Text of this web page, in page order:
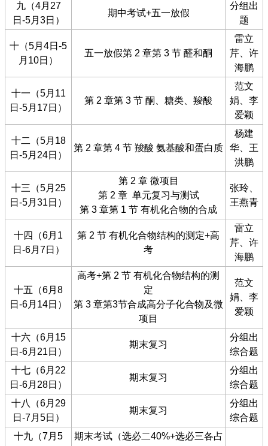
九（4月27
日-5月3日）
期中考试+五一放假
分组出
题
十（5月4日-5
月10日）
五一放假第 2 章第 3 节 醛和酮
雷立
芹、许
海鹏
十一（5月11
日-5月17日）
第 2 章第 3 节 酮、糖类、羧酸
范文
娟、李
爱颖
十二（5月18
日-5月24日）
第 2 章第 4 节 羧酸 氨基酸和蛋白质
杨建
华、王
洪鹏
十三（5月25
日-5月31日）
第 2 章 微项目
第 2 章 单元复习与测试
第 3 章第 1 节 有机化合物的合成
张玲、
王燕青
十四（6月1
日-6月7日）
第 2 节 有机化合物结构的测定+高
考
雷立
芹、许
海鹏
十五（6月8
日-6月14日）
高考+第 2 节 有机化合物结构的测
定
第 3 章第3节合成高分子化合物及微
项目
范文
娟、李
爱颖
十六（6月15
日-6月21日）
期末复习
分组出
综合题
十七（6月22
日-6月28日）
期末复习
分组出
综合题
十八（6月29
日-7月5日）
期末复习
分组出
综合题
十九（7月5
期末考试（选必二40%+选必三各占